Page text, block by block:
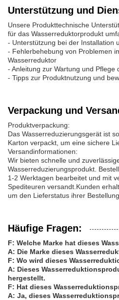
Unterstützung und
Unsere Produkttechnische
für das Wasserreduktorprodukt
- Unterstützung bei der Installation
- Fehlerbehebung von Problemen
Wasserreduktor
- Anleitung zur Wartung und Pflege
- Tipps zur Produktnutzung und
Verpackung und
Produktverpackung:
Das Wasserreduzierungsgerät ist
Karton verpackt, um eine sichere
Versandinformationen:
Wir bieten schnelle und
Wasserreduzierungsprodukt.
1-2 Werktagen bearbeitet und mit
Spediteuren versandt.Kunden
um den Lieferstatus ihrer
Häufige Fragen:
F: Welche Marke hat dieses
A: Die Marke dieses
F: Wo wird dieses
A: Dieses
hergestellt.
F: Hat dieses
A: Ja, dieses